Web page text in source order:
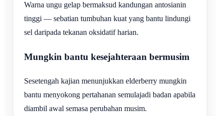
Warna ungu gelap bermaksud kandungan antosianin
tinggi — sebatian tumbuhan kuat yang bantu lindungi
sel daripada tekanan oksidatif harian.
Mungkin bantu kesejahteraan bermusim
Sesetengah kajian menunjukkan elderberry mungkin
bantu menyokong pertahanan semulajadi badan apabila
diambil awal semasa perubahan musim.